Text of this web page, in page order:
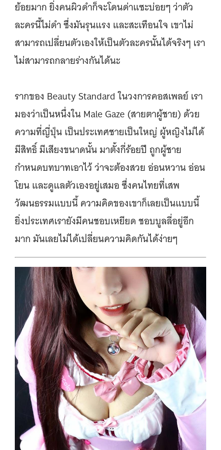
ย้อยมาก ยิ่งคนผิวดำก็จะโดนด่าแซะบ่อยๆ ว่าตัว
ละครนี้ไม่ดำ ซึ่งมันรุนแรง และสะเทือนใจ เขาไม่
สามารถเปลี่ยนตัวเองให้เป็นตัวละครนั้นได้จริงๆ เรา
ไม่สามารถกลายร่างกันได้นะ
รากของ Beauty Standard ในวงการคอสเพลย์ เรา
มองว่าเป็นหนึ่งใน Male Gaze (สายตาผู้ชาย) ด้วย
ความที่ญี่ปุ่น เป็นประเทศชายเป็นใหญ่ ผู้หญิงไม่ได้
มีสิทธิ์ มีเสียงขนาดนั้น มาตั้งกี่ร้อยปี ถูกผู้ชาย
กำหนดบทบาทเอาไว้ ว่าจะต้องสวย อ่อนหวาน อ่อน
โยน และดูแลตัวเองอยู่เสมอ ซึ่งคนไทยที่เสพ
วัฒนธรรมแบบนี้ ความคิดของเขาก็เลยเป็นแบบนี้
ยิ่งประเทศเรายังมีคนชอบเหยียด ชอบบูลลี่อยู่อีก
มาก มันเลยไม่ได้เปลี่ยนความคิดกันได้ง่ายๆ